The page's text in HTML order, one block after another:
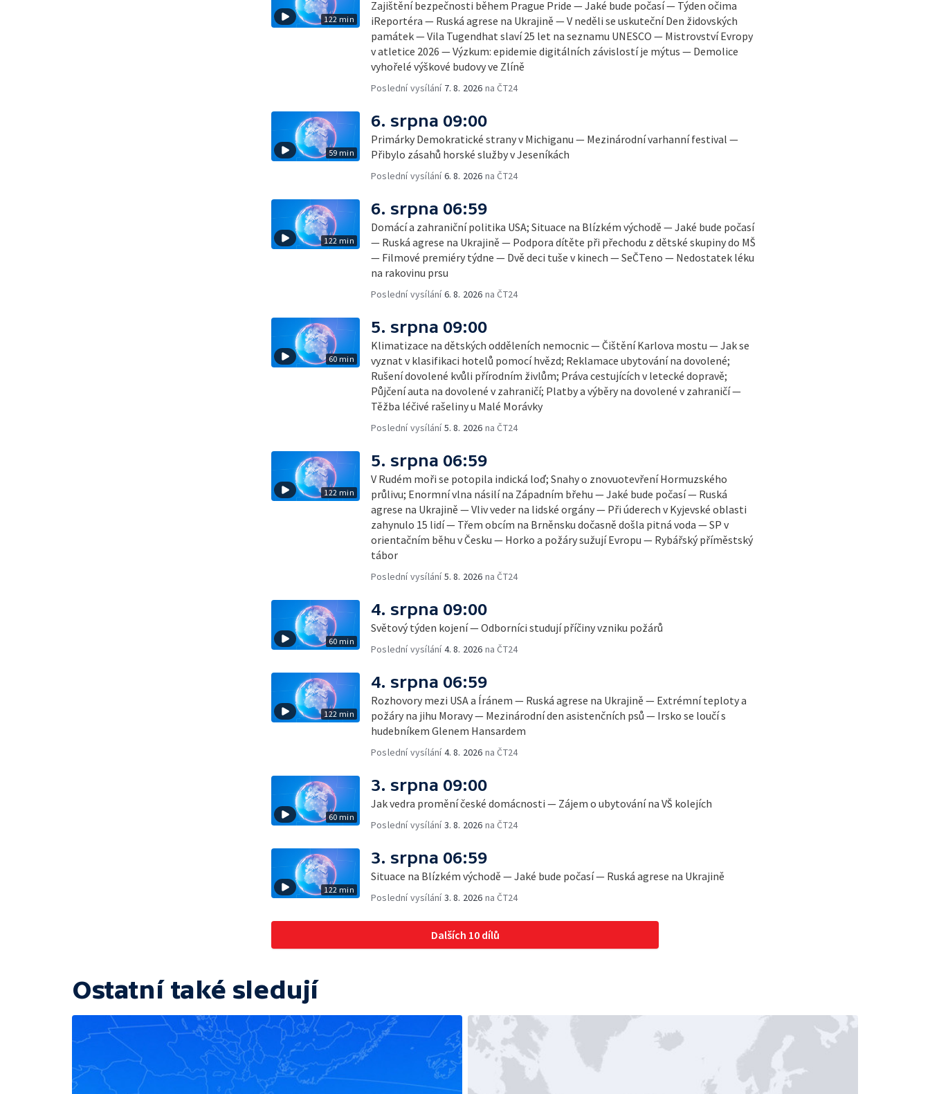
122 min
Zajištění bezpečnosti během Prague Pride — Jaké bude počasí — Týden očima
iReportéra — Ruská agrese na Ukrajině — V neděli se uskuteční Den židovských
památek — Vila Tugendhat slaví 25 let na seznamu UNESCO — Mistrovství Evropy
v atletice 2026 — Výzkum: epidemie digitálních závislostí je mýtus — Demolice
vyhořelé výškové budovy ve Zlíně
Poslední vysílání 7. 8. 2026 na ČT24
59 min
6. srpna 09:00
Primárky Demokratické strany v Michiganu — Mezinárodní varhanní festival —
Přibylo zásahů horské služby v Jeseníkách
Poslední vysílání6. 8. 2026 na ČT24
122 min
6. srpna 06:59
Domácí a zahraniční politika USA; Situace na Blízkém východě — Jaké bude počasí
— Ruská agrese na Ukrajině — Podpora dítěte při přechodu z dětské skupiny do MŠ
— Filmové premiéry týdne — Dvě deci tuše v kinech — SeČTeno — Nedostatek léku
na rakovinu prsu
Poslední vysílání6. 8. 2026 na ČT24
60 min
5. srpna 09:00
Klimatizace na dětských odděleních nemocnic — Čištění Karlova mostu — Jak se
vyznat v klasifikaci hotelů pomocí hvězd; Reklamace ubytování na dovolené;
Rušení dovolené kvůli přírodním živlům; Práva cestujících v letecké dopravě;
Půjčení auta na dovolené v zahraničí; Platby a výběry na dovolené v zahraničí —
Těžba léčivé rašeliny u Malé Morávky
Poslední vysílání5. 8. 2026 na ČT24
122 min
5. srpna 06:59
V Rudém moři se potopila indická loď; Snahy o znovuotevření Hormuzského
průlivu; Enormní vlna násilí na Západním břehu — Jaké bude počasí — Ruská
agrese na Ukrajině — Vliv veder na lidské orgány — Při úderech v Kyjevské oblasti
zahynulo 15 lidí — Třem obcím na Brněnsku dočasně došla pitná voda — SP v
orientačním běhu v Česku — Horko a požáry sužují Evropu — Rybářský příměstský
tábor
Poslední vysílání5. 8. 2026 na ČT24
60 min
4. srpna 09:00
Světový týden kojení — Odborníci studují příčiny vzniku požárů
Poslední vysílání4. 8. 2026 na ČT24
122 min
4. srpna 06:59
Rozhovory mezi USA a Íránem — Ruská agrese na Ukrajině — Extrémní teploty a
požáry na jihu Moravy — Mezinárodní den asistenčních psů — Irsko se loučí s
hudebníkem Glenem Hansardem
Poslední vysílání4. 8. 2026 na ČT24
60 min
3. srpna 09:00
Jak vedra promění české domácnosti — Zájem o ubytování na VŠ kolejích
Poslední vysílání3. 8. 2026 na ČT24
122 min
3. srpna 06:59
Situace na Blízkém východě — Jaké bude počasí — Ruská agrese na Ukrajině
Poslední vysílání3. 8. 2026 na ČT24
Dalších 10 dílů
Ostatní také sledují